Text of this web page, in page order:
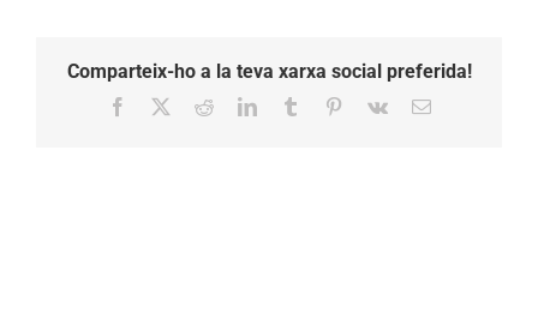
Comparteix-ho a la teva xarxa social preferida!
Facebook RedditLinkedInTumblr Pinterest
Vk Email: